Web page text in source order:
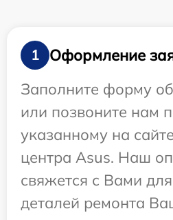
1
Оформление
Заполните форму
или позвоните нам
указанному на
центра Asus. Наш
свяжется с Вами
деталей ремонта